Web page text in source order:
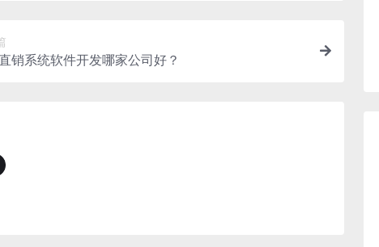
销系统软件开发哪家公司好？